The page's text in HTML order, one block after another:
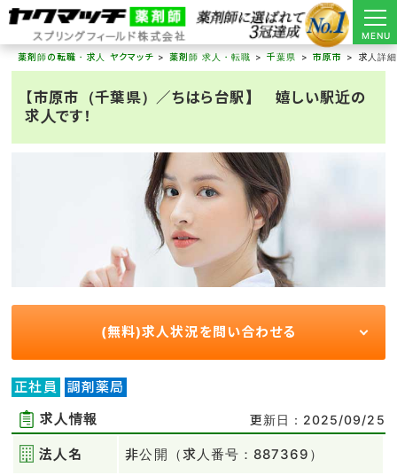
MENU
薬剤師の転職・求人 ヤクマッチ
薬剤師 求人・転職 千葉県 市原市 求人詳細
【市原市（千葉県）／ちはら台駅】 嬉しい駅近の
求人です！
(無料)求人状況を問い合わせる
正社員
調剤薬局
求人情報
更新日：2025/09/25
法人名 非公開（求人番号：887369）